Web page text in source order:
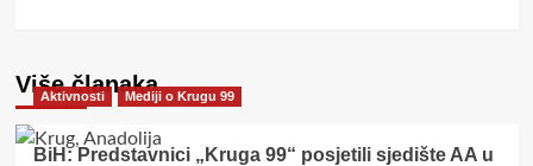
Više članaka
Aktivnosti Mediji o Krugu 99
BiH: Predstavnici „Kruga 99“ posjetili sjedište AA u